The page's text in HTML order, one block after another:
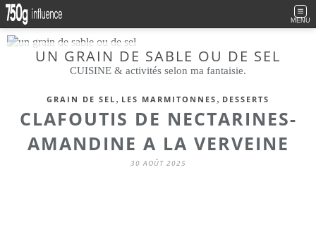
MENU
UN GRAIN DE SABLE OU DE SEL
CUISINE & activités selon ma fantaisie.
GRAIN DE SEL , LES MARMITONNES , DESSERTS
CLAFOUTIS DE NECTARINES-
AMANDINE A LA VERVEINE
30 AOÛT 2025